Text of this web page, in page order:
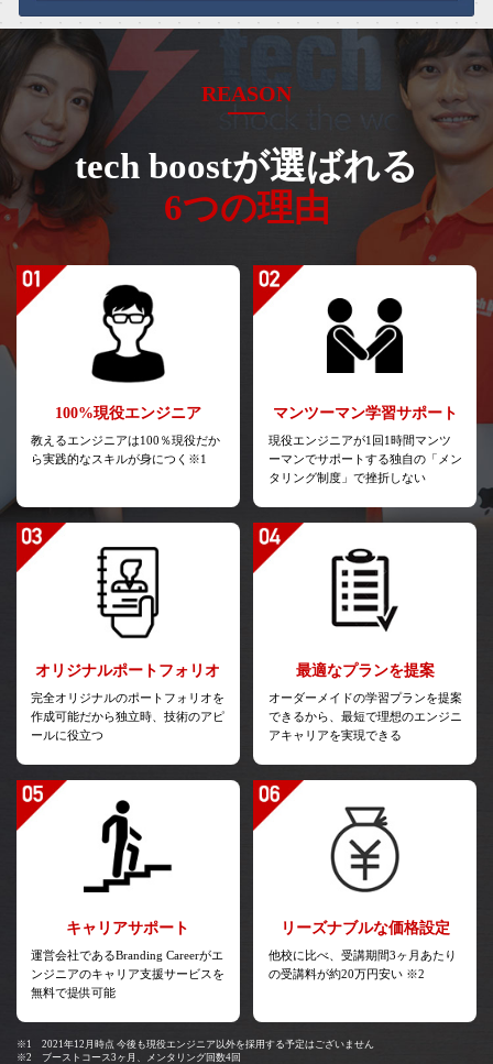
REASON
tech boostが選ばれる
6つの理由
100%現役エンジニア
教えるエンジニアは100％現役だか
ら実践的なスキルが身につく※1
マンツーマン学習サポート
現役エンジニアが1回1時間マンツ
ーマンでサポートする独自の「メン
タリング制度」で挫折しない
オリジナルポートフォリオ
完全オリジナルのポートフォリオを
作成可能だから独立時、技術のアピ
ールに役立つ
最適なプランを提案
オーダーメイドの学習プランを提案
できるから、最短で理想のエンジニ
アキャリアを実現できる
キャリアサポート
運営会社であるBranding Careerがエ
ンジニアのキャリア支援サービスを
無料で提供可能
リーズナブルな価格設定
他校に比べ、受講期間3ヶ月あたり
の受講料が約20万円安い ※2
※1 2021年12月時点 今後も現役エンジニア以外を採用する予定はございません
※2 ブーストコース3ヶ月、メンタリング回数4回